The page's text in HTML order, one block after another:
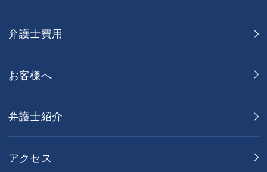
弁護士費用
お客様へ
弁護士紹介
アクセス